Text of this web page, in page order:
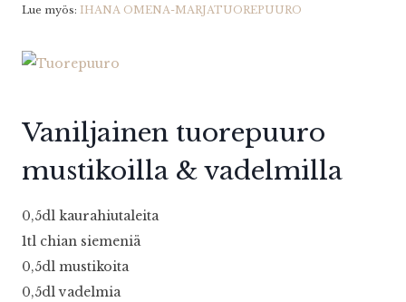
Lue myös: IHANA OMENA-MARJATUOREPUURO
Vaniljainen tuorepuuro
mustikoilla & vadelmilla
0,5dl kaurahiutaleita
1tl chian siemeniä
0,5dl mustikoita
0,5dl vadelmia